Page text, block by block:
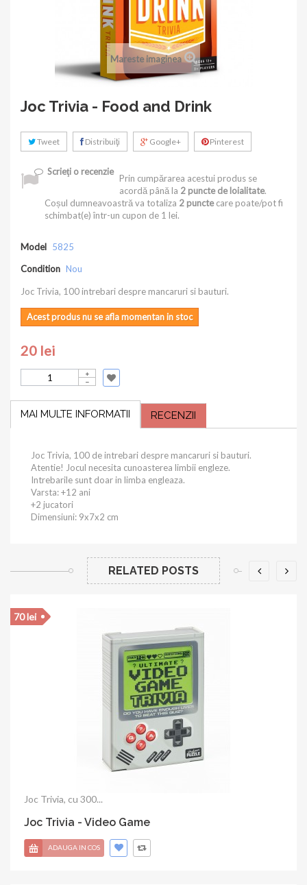
Mareste imaginea
Joc Trivia - Food and Drink
Tweet Distribuiţi Google+ Pinterest
Scrieţi o recenzie
Prin cumpărarea acestui produs se
acordă până la 2 puncte de loialitate.
Coșul dumneavoastră va totaliza 2 punctecare poate/pot fi
schimbat(e) într-un cupon de 1 lei.
Model 5825
Condition Nou
Joc Trivia, 100 intrebari despre mancaruri si bauturi.
Acest produs nu se afla momentan in stoc
20 lei
MAI MULTE INFORMATII RECENZII
Joc Trivia, 100 de intrebari despre mancaruri si bauturi.
Atentie! Jocul necesita cunoasterea limbii engleze.
Intrebarile sunt doar in limba engleaza.
Varsta: +12 ani
+2 jucatori
Dimensiuni: 9x7x2 cm
RELATED POSTS
Joc Trivia anii 90, 100...
Joc Trivia - I love the 90's
20 lei
ADAUGA IN COS